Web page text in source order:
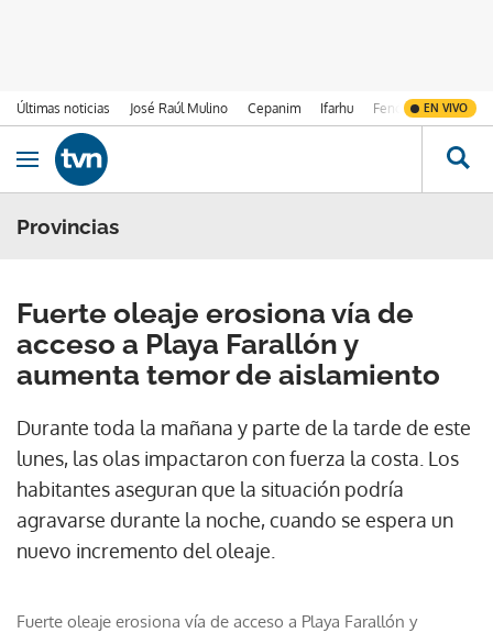
Últimas noticias José Raúl Mulino Cepanim Ifarhu Fenómeno de El
EN VIVO
Ir al contenido
Obrir navegació
Provincias
Fuerte oleaje erosiona vía de
acceso a Playa Farallón y
aumenta temor de aislamiento
Durante toda la mañana y parte de la tarde de este
lunes, las olas impactaron con fuerza la costa. Los
habitantes aseguran que la situación podría
agravarse durante la noche, cuando se espera un
nuevo incremento del oleaje.
Fuerte oleaje erosiona vía de acceso a Playa Farallón y